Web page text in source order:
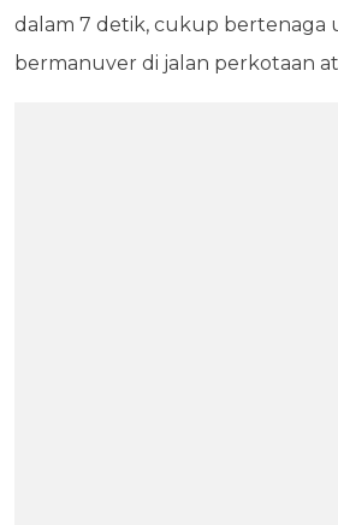
dalam 7 detik, cukup bertenaga
bermanuver di jalan perkotaan